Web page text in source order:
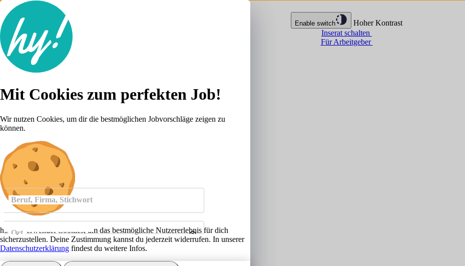
Enable switch
Hoher Kontrast
Inserat schalten
Für Arbeitgeber
Lebenslauf
Karriere-Tipps
Anmelden
Beruf, Firma, Stichwort
Ort
Umkreis
Jobs finden
Mit Cookies zum perfekten Job!
Wir nutzen Cookies, um dir die bestmöglichen Jobvorschläge zeigen zu
können.
hokify verwendet Cookies, um das bestmögliche Nutzererlebnis für dich
sicherzustellen. Deine Zustimmung kannst du jederzeit widerrufen. In unserer
Datenschutzerklärung findest du weitere Infos.